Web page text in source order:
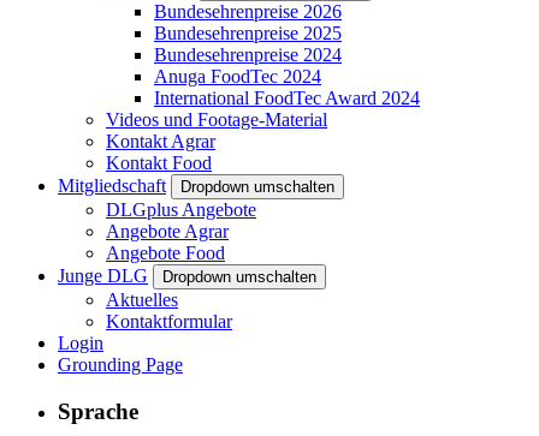
Bundesehrenpreise 2026
Bundesehrenpreise 2025
Bundesehrenpreise 2024
Anuga FoodTec 2024
International FoodTec Award 2024
Videos und Footage-Material
Kontakt Agrar
Kontakt Food
Mitgliedschaft
Dropdown umschalten
DLGplus Angebote
Angebote Agrar
Angebote Food
Junge DLG
Dropdown umschalten
Aktuelles
Kontaktformular
Login
Grounding Page
Sprache